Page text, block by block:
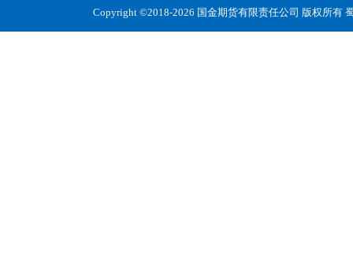
Copyright ©2018-2026 国金期货有限责任公司 版权所有